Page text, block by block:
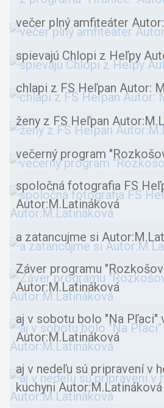
večer plný amfiteáter
spievajú Chlopi z Heľpy
chlapi z FS Heľpan Autor:
ženy z FS Heľpan
večerný program
spoločná fotografia FS
Autor:M.Latináková
a zatancujme si
Záver programu
Autor:M.Latináková
aj v sobotu bolo "Na Pľaci"
Autor:M.Latináková
aj v nedeľu sú pripravení v
kuchyni Autor:M.Latináková